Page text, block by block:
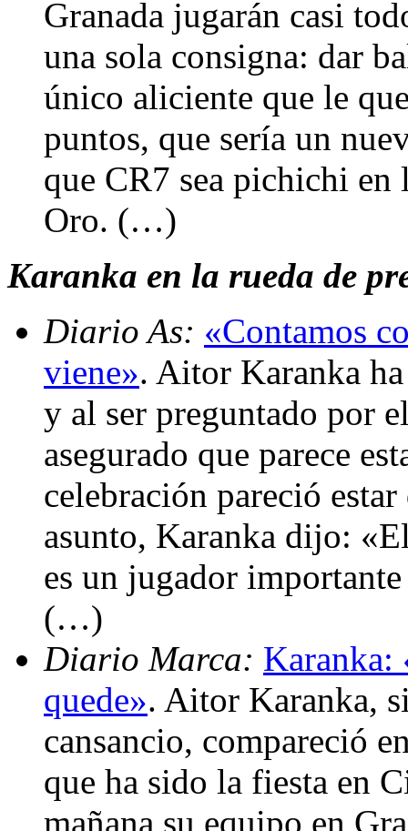
Granada jugarán casi
una sola consigna: dar
único aliciente que le
puntos, que sería un
que CR7 sea pichichi
Oro. (…)
Karanka en la rueda de
Diario As: «Contamos
viene». Aitor Karanka
y al ser preguntado por
asegurado que parece
celebración pareció
asunto, Karanka dijo:
es un jugador
(…)
Diario Marca: Karanka:
quede». Aitor Karanka,
cansancio, compareció
que ha sido la fiesta en
mañana su equipo en